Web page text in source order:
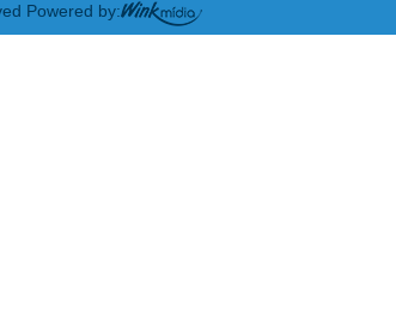
Powered by: